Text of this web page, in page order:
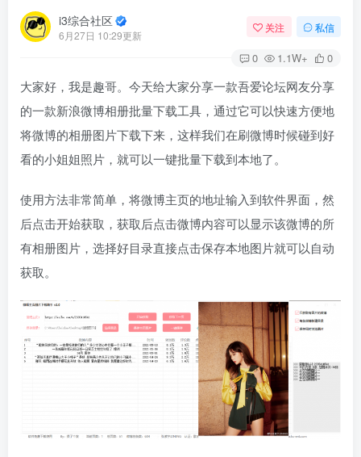
i3综合社区
6月27日 10:29更新
关注 私信
0 1.1W+ 0
大家好，我是趣哥。今天给大家分享一款吾爱论坛网友分享
的一款新浪微博相册批量下载工具，通过它可以快速方便地
将微博的相册图片下载下来，这样我们在刷微博时候碰到好
看的小姐姐照片，就可以一键批量下载到本地了。
使用方法非常简单，将微博主页的地址输入到软件界面，然
后点击开始获取，获取后点击微博内容可以显示该微博的所
有相册图片，选择好目录直接点击保存本地图片就可以自动
获取。